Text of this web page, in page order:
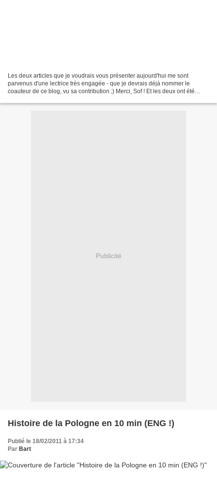
Les deux articles que je voudrais vous présenter aujourd'hui me sont
parvenus d'une lectrice très engagée - que je devrais déjà nommer le
coauteur de ce blog, vu sa contribution ;) Merci, Sof ! Et les deux ont été
Publicité
Histoire de la Pologne en 10 min (ENG !)
Publié le 18/02/2011 à 17:34
Par Bart